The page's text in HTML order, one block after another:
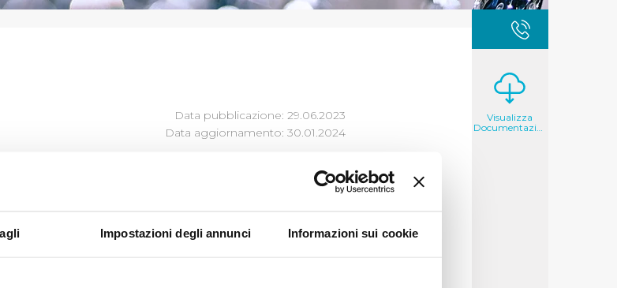
Impostazioni degli annunci Informazioni sui cookie
Data pubblicazione: 29.06.2023
Data aggiornamento: 30.01.2024
che la Società ha l’obbligo di pubblicare
ANAC n. 1134 del 08/11/17, sul proprio sito
Visualizza
Documentazione